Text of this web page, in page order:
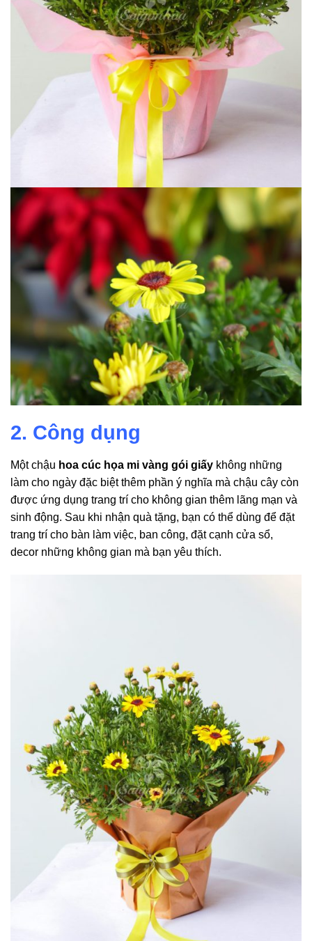
2. Công dụng
Một chậu hoa cúc họa mi vàng gói giấy không những
làm cho ngày đặc biệt thêm phần ý nghĩa mà chậu cây còn
được ứng dụng trang trí cho không gian thêm lãng mạn và
sinh động. Sau khi nhận quà tặng, bạn có thể dùng để đặt
trang trí cho bàn làm việc, ban công, đặt cạnh cửa sổ,
decor những không gian mà bạn yêu thích.